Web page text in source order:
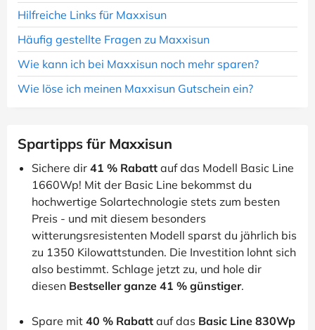
Hilfreiche Links für Maxxisun
Häufig gestellte Fragen zu Maxxisun
Wie kann ich bei Maxxisun noch mehr sparen?
Wie löse ich meinen Maxxisun Gutschein ein?
Spartipps für Maxxisun
Sichere dir 41 % Rabatt auf das Modell Basic Line
1660Wp! Mit der Basic Line bekommst du
hochwertige Solartechnologie stets zum besten
Preis - und mit diesem besonders
witterungsresistenten Modell sparst du jährlich bis
zu 1350 Kilowattstunden. Die Investition lohnt sich
also bestimmt. Schlage jetzt zu, und hole dir
diesen Bestseller ganze 41 % günstiger.
Spare mit 40 % Rabatt auf das Basic Line 830Wp